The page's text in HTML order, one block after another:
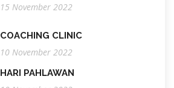
15 November 2022
COACHING CLINIC
10 November 2022
HARI PAHLAWAN